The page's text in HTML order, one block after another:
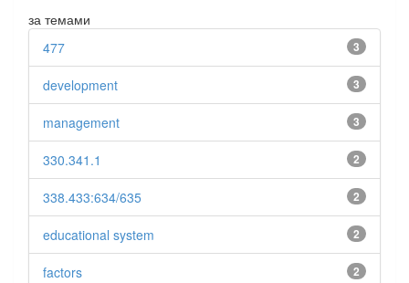
за темами
3
477
3
development
3
management
2
330.341.1
2
338.433:634/635
2
educational system
2
factors